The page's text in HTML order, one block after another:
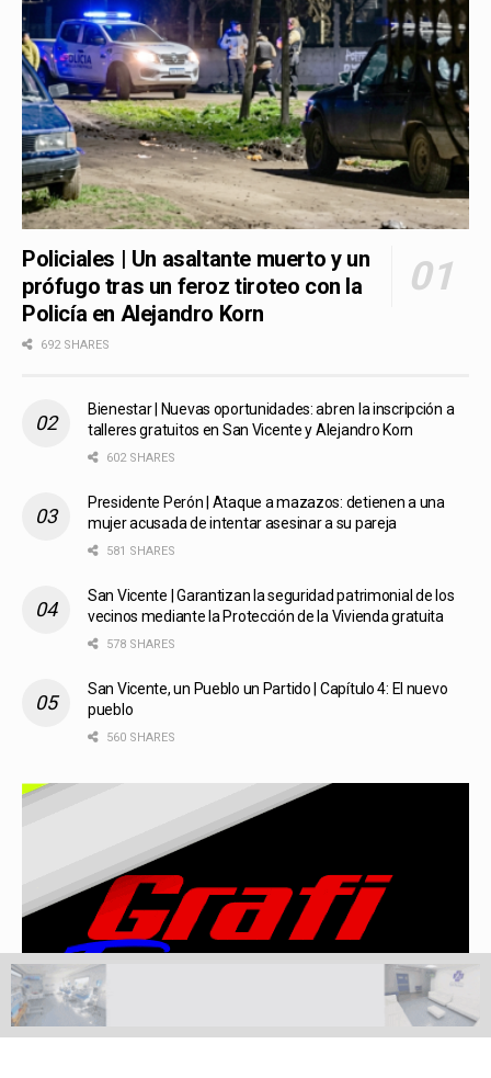
Policiales | Un asaltante muerto y un
prófugo tras un feroz tiroteo con la
Policía en Alejandro Korn
692 SHARES
Bienestar | Nuevas oportunidades: abren la inscripción a
talleres gratuitos en San Vicente y Alejandro Korn
602 SHARES
Presidente Perón | Ataque a mazazos: detienen a una
mujer acusada de intentar asesinar a su pareja
581 SHARES
San Vicente | Garantizan la seguridad patrimonial de los
vecinos mediante la Protección de la Vivienda gratuita
578 SHARES
San Vicente, un Pueblo un Partido | Capítulo 4: El nuevo
pueblo
560 SHARES